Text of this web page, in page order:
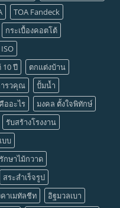
TOA Fandeck
กระเบื้องคอตโต้
10 ปี
ตกแต่งบ้าน
รวคุณ
ปั้มน้ำ
ออะไร
มงคล ตั้งใจพิทักษ์
รับสร้างโรงงาน
บบ
กษาไม้กวาด
สระสำเร็จรูป
าเมทัลชีท
อิฐมวลเบา